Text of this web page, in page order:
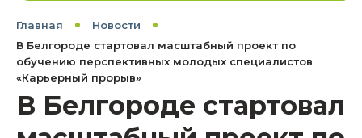
Главная
Новости
В Белгороде стартовал масштабный проект по
обучению перспективных молодых специалистов
«Карьерный прорыв»
В Белгороде стартовал